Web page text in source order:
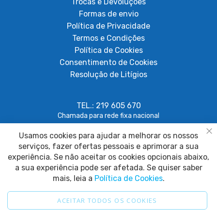
Formas de envio
Política de Privacidade
Termos e Condições
Política de Cookies
Consentimento de Cookies
Resolução de Litígios
TEL.: 219 605 670
Chamada para rede fixa nacional
geral@papagaiosempenas.com
2025 © Papagaio sem Penas. Todos os direitos reservados.
Usamos cookies para ajudar a melhorar os nossos
serviços, fazer ofertas pessoais e aprimorar a sua
experiência. Se não aceitar os cookies opcionais abaixo,
a sua experiência pode ser afetada. Se quiser saber
mais, leia a Política de Cookies.
ACEITAR TODOS OS COOKIES